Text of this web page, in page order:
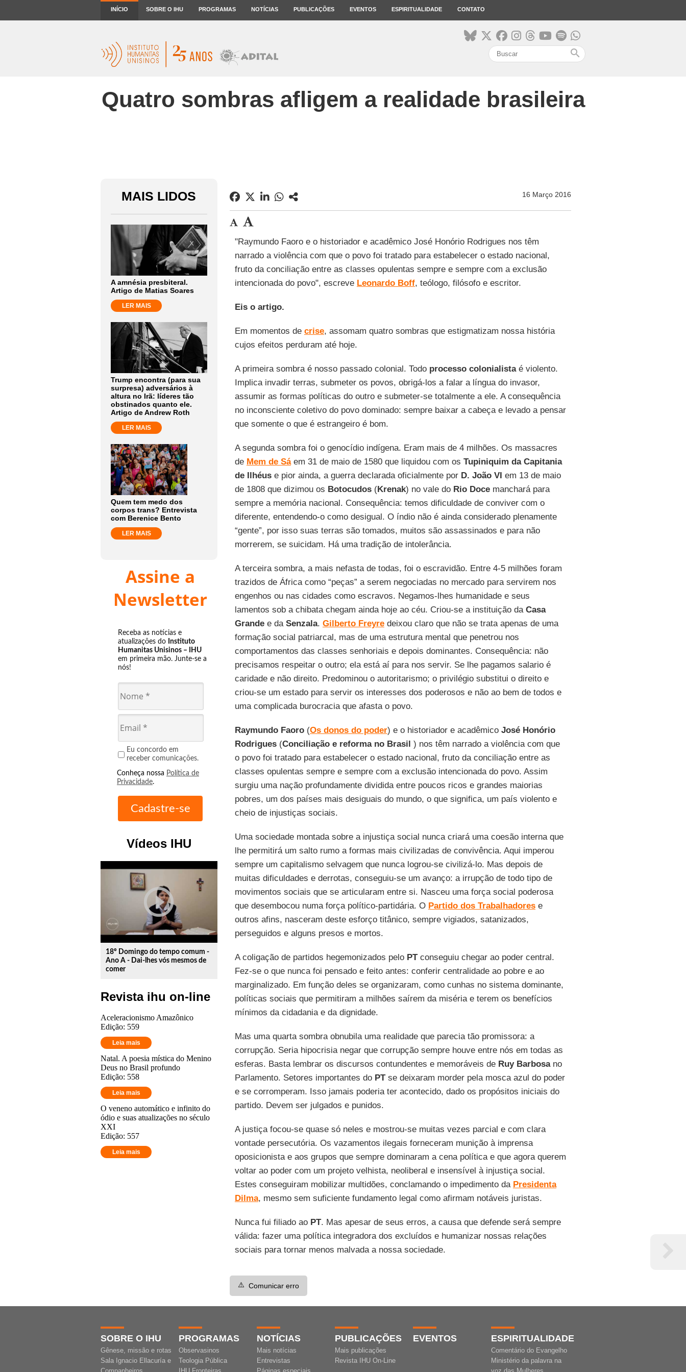
INÍCIO SOBRE O IHU PROGRAMAS NOTÍCIAS PUBLICAÇÕES EVENTOS ESPIRITUALIDADE CONTATO
search
Quatro sombras afligem a realidade brasileira
MAIS LIDOS
A amnésia presbiteral.
Artigo de Matias Soares
LER MAIS
Trump encontra (para sua
surpresa) adversários à
altura no Irã: líderes tão
obstinados quanto ele.
Artigo de Andrew Roth
LER MAIS
Quem tem medo dos
corpos trans? Entrevista
com Berenice Bento
LER MAIS
Assine a
Newsletter
Receba as notícias e
atualizações do Instituto
Humanitas Unisinos – IHU
em primeira mão. Junte-se a
nós!
Eu concordo em
receber comunicações.
Conheça nossa Política de
Privacidade.
Vídeos IHU
play_circle_outline
18º Domingo do tempo comum -
Ano A - Dai-lhes vós mesmos de
comer
Revista ihu on-line
Aceleracionismo Amazônico
Edição: 559
Leia mais
Natal. A poesia mística do Menino
Deus no Brasil profundo
Edição: 558
Leia mais
O veneno automático e infinito do
ódio e suas atualizações no século
XXI
Edição: 557
Leia mais
16 Março 2016
"Raymundo Faoro e o historiador e acadêmico José Honório Rodrigues nos têm
narrado a violência com que o povo foi tratado para estabelecer o estado nacional,
fruto da conciliação entre as classes opulentas sempre e sempre com a exclusão
intencionada do povo", escreve Leonardo Boff, teólogo, filósofo e escritor.
Eis o artigo.
Em momentos de crise, assomam quatro sombras que estigmatizam nossa história
cujos efeitos perduram até hoje.
A primeira sombra é nosso passado colonial. Todo processo colonialistaé violento.
Implica invadir terras, submeter os povos, obrigá-los a falar a língua do invasor,
assumir as formas políticas do outro e submeter-se totalmente a ele. A consequência
no inconsciente coletivo do povo dominado: sempre baixar a cabeça e levado a pensar
que somente o que é estrangeiro é bom.
A segunda sombra foi o genocídio indígena. Eram mais de 4 milhões. Os massacres
de Mem de Sáem 31 de maio de 1580 que liquidou com os Tupiniquim da Capitania
de Ilhéuse pior ainda, a guerra declarada oficialmente por D. João VI em 13 de maio
de 1808 que dizimou os Botocudos (Krenak) no vale do Rio Docemanchará para
sempre a memória nacional. Consequência: temos dificuldade de conviver com o
diferente, entendendo-o como desigual. O índio não é ainda considerado plenamente
“gente”, por isso suas terras são tomados, muitos são assassinados e para não
morrerem, se suicidam. Há uma tradição de intolerância.
A terceira sombra, a mais nefasta de todas, foi o escravidão. Entre 4-5 milhões foram
trazidos de África como “peças” a serem negociadas no mercado para servirem nos
engenhos ou nas cidades como escravos. Negamos-lhes humanidade e seus
lamentos sob a chibata chegam ainda hoje ao céu. Criou-se a instituição da Casa
Grande e daSenzala. Gilberto Freyredeixou claro que não se trata apenas de uma
formação social patriarcal, mas de uma estrutura mental que penetrou nos
comportamentos das classes senhoriais e depois dominantes. Consequência: não
precisamos respeitar o outro; ela está aí para nos servir. Se lhe pagamos salario é
caridade e não direito. Predominou o autoritarismo; o privilégio substitui o direito e
criou-se um estado para servir os interesses dos poderosos e não ao bem de todos e
uma complicada burocracia que afasta o povo.
Raymundo Faoro(Os donos do poder) e o historiador e acadêmicoJosé Honório
Rodrigues (Conciliação e reforma no Brasil ) nos têm narrado a violência com que
o povo foi tratado para estabelecer o estado nacional, fruto da conciliação entre as
classes opulentas sempre e sempre com a exclusão intencionada do povo. Assim
surgiu uma nação profundamente dividida entre poucos ricos e grandes maiorias
pobres, um dos países mais desiguais do mundo, o que significa, um país violento e
cheio de injustiças sociais.
Uma sociedade montada sobre a injustiça social nunca criará uma coesão interna que
lhe permitirá um salto rumo a formas mais civilizadas de convivência. Aqui imperou
sempre um capitalismo selvagem que nunca logrou-se civilizá-lo. Mas depois de
muitas dificuldades e derrotas, conseguiu-se um avanço: a irrupção de todo tipo de
movimentos sociais que se articularam entre si. Nasceu uma força social poderosa
que desembocou numa força político-partidária. O Partido dos Trabalhadorese
outros afins, nasceram deste esforço titânico, sempre vigiados, satanizados,
perseguidos e alguns presos e mortos.
A coligação de partidos hegemonizados pelo PTconseguiu chegar ao poder central.
Fez-se o que nunca foi pensado e feito antes: conferir centralidade ao pobre e ao
marginalizado. Em função deles se organizaram, como cunhas no sistema dominante,
políticas sociais que permitiram a milhões saírem da miséria e terem os benefícios
mínimos da cidadania e da dignidade.
Mas uma quarta sombra obnubila uma realidade que parecia tão promissora: a
corrupção. Seria hipocrisia negar que corrupção sempre houve entre nós em todas as
esferas. Basta lembrar os discursos contundentes e memoráveis de Ruy Barbosano
Parlamento. Setores importantes do PTse deixaram morder pela mosca azul do poder
e se corromperam. Isso jamais poderia ter acontecido, dado os propósitos iniciais do
partido. Devem ser julgados e punidos.
A justiça focou-se quase só neles e mostrou-se muitas vezes parcial e com clara
vontade persecutória. Os vazamentos ilegais forneceram munição à imprensa
oposicionista e aos grupos que sempre dominaram a cena política e que agora querem
voltar ao poder com um projeto velhista, neoliberal e insensível à injustiça social.
Estes conseguiram mobilizar multidões, conclamando o impedimento da Presidenta
Dilma, mesmo sem suficiente fundamento legal como afirmam notáveis juristas.
Nunca fui filiado ao PT. Mas apesar de seus erros, a causa que defende será sempre
válida: fazer uma política integradora dos excluídos e humanizar nossas relações
sociais para tornar menos malvada a nossa sociedade.
⚠️ Comunicar erro
SOBRE O IHU
Gênese, missão e rotas
Sala Ignacio Ellacuría e
PROGRAMAS
Observasinos
Teologia Pública
NOTÍCIAS
Mais notícias
Entrevistas
PUBLICAÇÕES
Mais publicações
Revista IHU On-Line
EVENTOS ESPIRITUALIDADE
Comentário do Evangelho
Ministério da palavra na